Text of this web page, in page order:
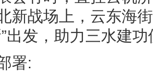
新战场上，云东海
出发，助力三水建
署: